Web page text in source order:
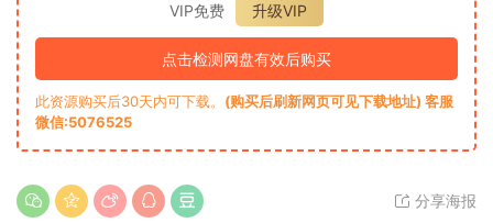
VIP免费
升级VIP
点击检测网盘有效后购买
此资源购买后30天内可下载。 (购买后刷新网页可见下载地址) 客服
微信:5076525
分享海报